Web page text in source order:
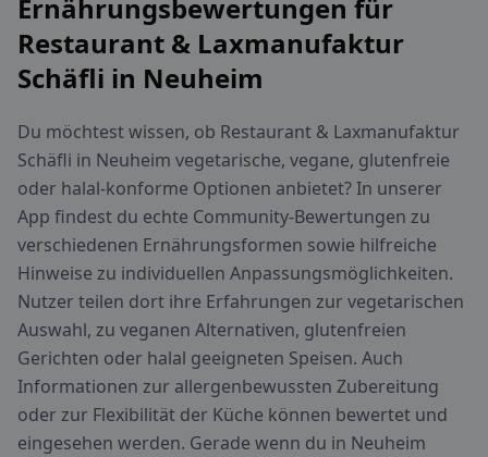
Ernährungsbewertungen für
Restaurant & Laxmanufaktur
Schäfli in Neuheim
Du möchtest wissen, ob Restaurant & Laxmanufaktur
Schäfli in Neuheim vegetarische, vegane, glutenfreie
oder halal-konforme Optionen anbietet? In unserer
App findest du echte Community-Bewertungen zu
verschiedenen Ernährungsformen sowie hilfreiche
Hinweise zu individuellen Anpassungsmöglichkeiten.
Nutzer teilen dort ihre Erfahrungen zur vegetarischen
Auswahl, zu veganen Alternativen, glutenfreien
Gerichten oder halal geeigneten Speisen. Auch
Informationen zur allergenbewussten Zubereitung
oder zur Flexibilität der Küche können bewertet und
eingesehen werden. Gerade wenn du in Neuheim